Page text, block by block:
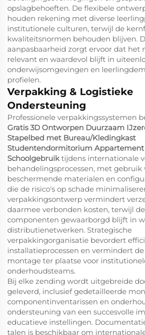
opslagbehoeften. De flexibele
houden rekening met diverse
institutionele culturen, terwijl de
kwaliteitsnormen behouden blijven.
aanpasbaarheid zorgt ervoor dat het
relevant en waardevol blijft in
onderwijsomgevingen en
profielen.
Verpakking & Logistieke
Ondersteuning
Professionele verpakkingssystemen
Gratis 3D Ontworpen Duurzaam
Stapelbed met Bureau/Kledingkast
Studentendormitorium Appartement
Schoolgebruiktijdens internationale
behandelingsprocessen, met gebruik
beschermende materialen en
die de risico's op schade
verpakkingsontwerp vermindert
daarmee verbonden kosten, terwijl
componenten gewaarborgd blijft in
distributienetwerken. Strategische
verpakkingorganisatie bevordert
installatieprocessen en vermindert
montage ter plaatse voor
onderhoudsteams.
Bij elke zending wordt uitgebreide
geleverd, inclusief gedetailleerde
componentinventarissen en
ondersteuning van een succesvolle
educatieve instellingen.
talen is beschikbaar om